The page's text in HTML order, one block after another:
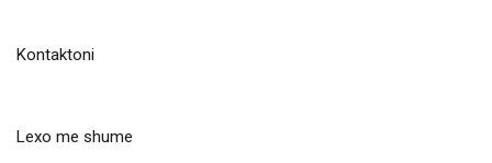
Kontaktoni
Lexo me shume